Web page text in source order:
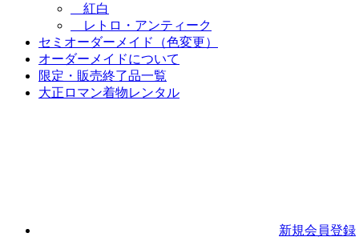
紅白
レトロ・アンティーク
セミオーダーメイド（色変更）
オーダーメイドについて
限定・販売終了品一覧
大正ロマン着物レンタル
新規会員登録